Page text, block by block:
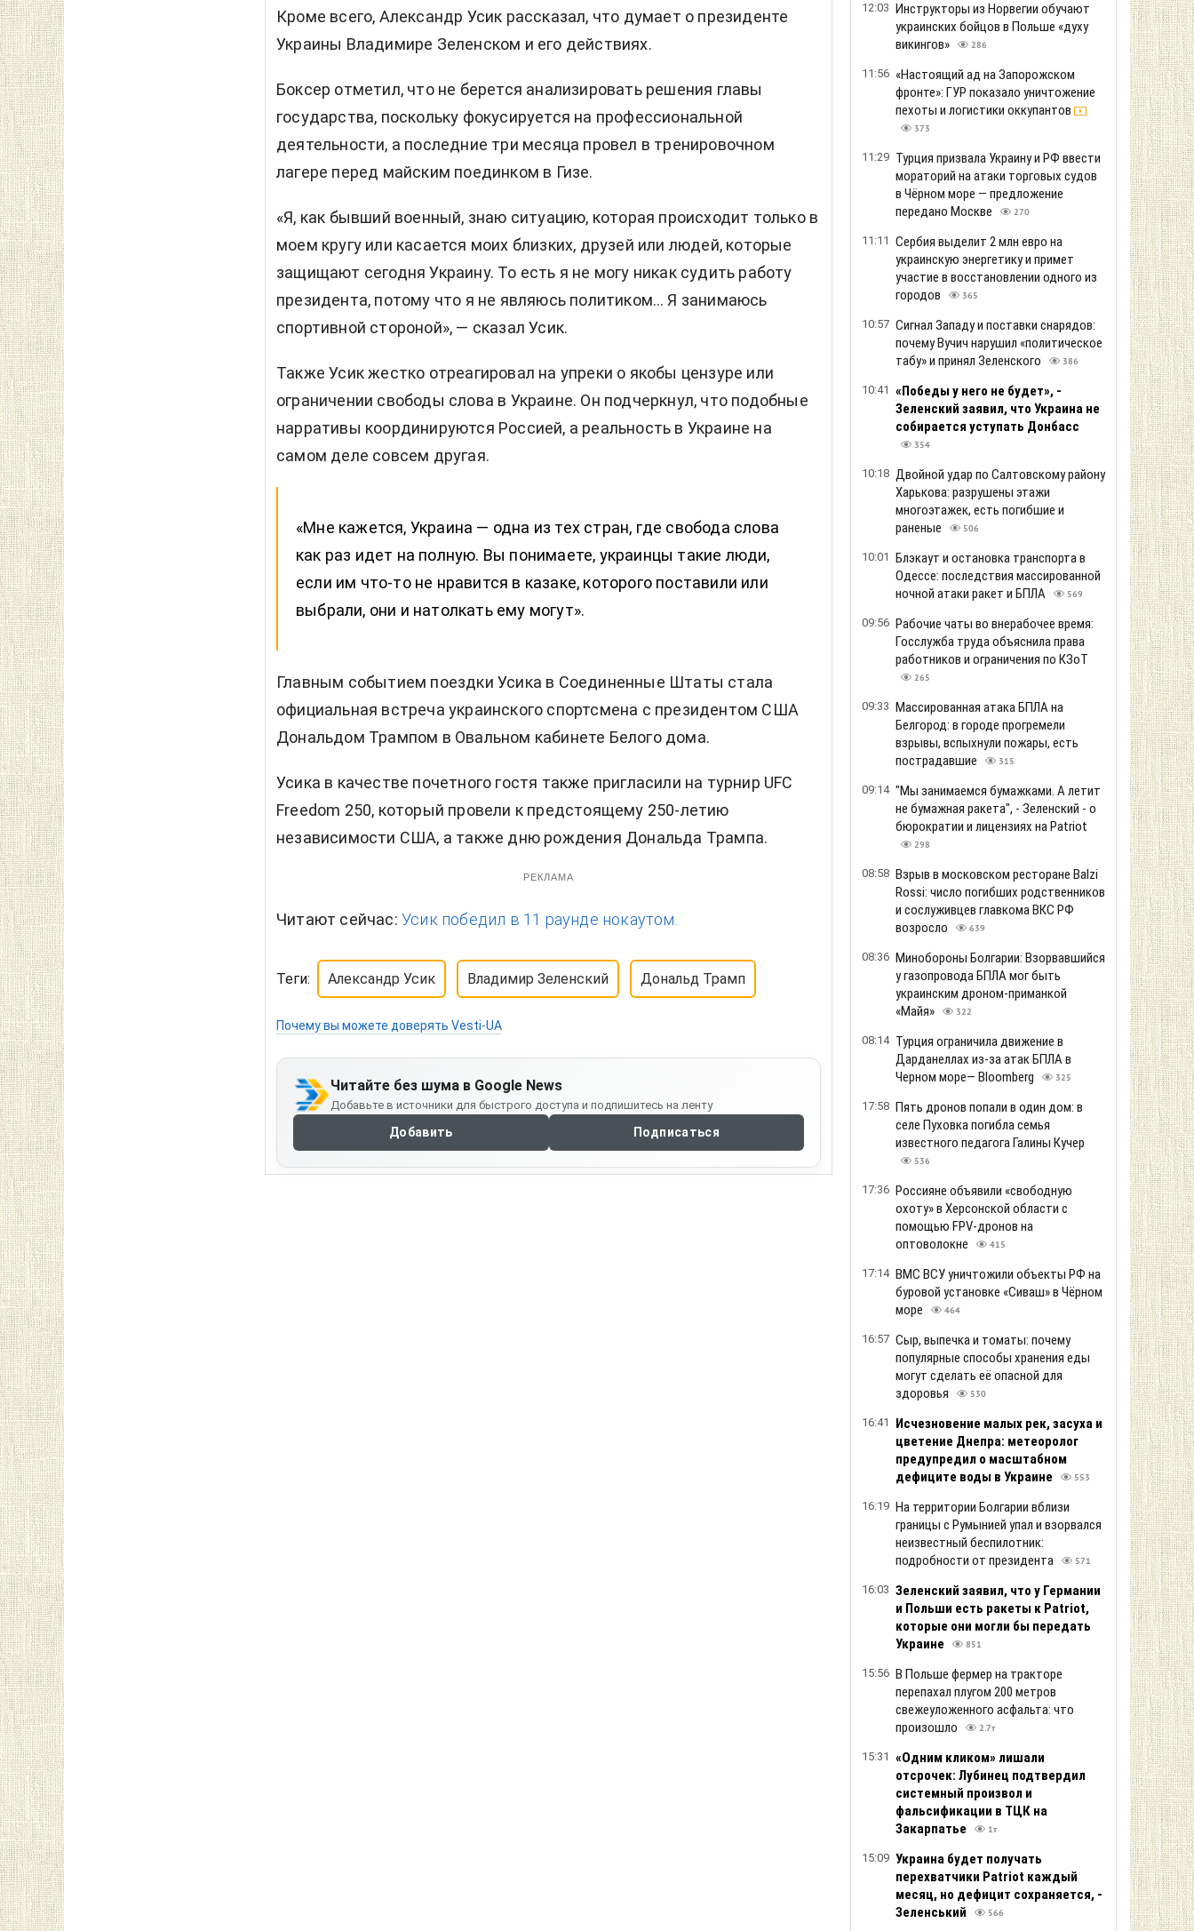
Кроме всего, Александр Усик рассказал, что думает о президенте
Украины Владимире Зеленском и его действиях.
Боксер отметил, что не берется анализировать решения главы
государства, поскольку фокусируется на профессиональной
деятельности, а последние три месяца провел в тренировочном
лагере перед майским поединком в Гизе.
«Я, как бывший военный, знаю ситуацию, которая происходит только в
моем кругу или касается моих близких, друзей или людей, которые
защищают сегодня Украину. То есть я не могу никак судить работу
президента, потому что я не являюсь политиком… Я занимаюсь
спортивной стороной», — сказал Усик.
Также Усик жестко отреагировал на упреки о якобы цензуре или
ограничении свободы слова в Украине. Он подчеркнул, что подобные
нарративы координируются Россией, а реальность в Украине на
самом деле совсем другая.
«Мне кажется, Украина — одна из тех стран, где свобода слова
как раз идет на полную. Вы понимаете, украинцы такие люди,
если им что-то не нравится в казаке, которого поставили или
выбрали, они и натолкать ему могут».
Главным событием поездки Усика в Соединенные Штаты стала
официальная встреча украинского спортсмена с президентом США
Дональдом Трампом в Овальном кабинете Белого дома.
Усика в качестве почетного гостя также пригласили на турнир UFC
Freedom 250, который провели к предстоящему 250-летию
независимости США, а также дню рождения Дональда Трампа.
РЕКЛАМА
Читают сейчас: Усик победил в 11 раунде нокаутом.
Теги: Александр Усик Владимир Зеленский Дональд Трамп
Почему вы можете доверять Vesti-UA
Читайте без шума в Google News
Добавьте в источники для быстрого доступа и подпишитесь на ленту
Добавить Подписаться
12:03 Инструкторы из Норвегии обучают
украинских бойцов в Польше «духу
викингов»
286
11:56 «Настоящий ад на Запорожском
фронте»: ГУР показало уничтожение
пехоты и логистики оккупантов
373
11:29 Турция призвала Украину и РФ ввести
мораторий на атаки торговых судов
в Чёрном море — предложение
передано Москве
270
11:11 Сербия выделит 2 млн евро на
украинскую энергетику и примет
участие в восстановлении одного из
городов
365
10:57 Сигнал Западу и поставки снарядов:
почему Вучич нарушил «политическое
табу» и принял Зеленского
386
10:41 «Победы у него не будет», -
Зеленский заявил, что Украина не
собирается уступать Донбасс
354
10:18 Двойной удар по Салтовскому району
Харькова: разрушены этажи
многоэтажек, есть погибшие и
раненые
506
10:01 Блэкаут и остановка транспорта в
Одессе: последствия массированной
ночной атаки ракет и БПЛА
569
09:56 Рабочие чаты во внерабочее время:
Госслужба труда объяснила права
работников и ограничения по КЗоТ
265
09:33 Массированная атака БПЛА на
Белгород: в городе прогремели
взрывы, вспыхнули пожары, есть
пострадавшие
315
09:14 "Мы занимаемся бумажками. А летит
не бумажная ракета", - Зеленский - о
бюрократии и лицензиях на Patriot
298
08:58 Взрыв в московском ресторане Balzi
Rossi: число погибших родственников
и сослуживцев главкома ВКС РФ
возросло
639
08:36 Минобороны Болгарии: Взорвавшийся
у газопровода БПЛА мог быть
украинским дроном-приманкой
«Майя»
322
08:14 Турция ограничила движение в
Дарданеллах из-за атак БПЛА в
Черном море— Bloomberg
325
17:58 Пять дронов попали в один дом: в
селе Пуховка погибла семья
известного педагога Галины Кучер
536
17:36 Россияне объявили «свободную
охоту» в Херсонской области с
помощью FPV-дронов на
оптоволокне
415
17:14 ВМС ВСУ уничтожили объекты РФ на
буровой установке «Сиваш» в Чёрном
море
464
16:57 Сыр, выпечка и томаты: почему
популярные способы хранения еды
могут сделать её опасной для
здоровья
530
16:41
Исчезновение малых рек, засуха и
цветение Днепра: метеоролог
предупредил о масштабном
дефиците воды в Украине
553
16:19 На территории Болгарии вблизи
границы с Румынией упал и взорвался
неизвестный беспилотник:
подробности от президента
571
16:03 Зеленский заяв ил, что у Германии
и Польши есть ракеты к Patriot,
которые они могли бы передать
Украине
851
15:56 В Польше фермер на тракторе
перепахал плугом 200 метров
свежеуложенного асфальта: что
произошло
2.7т
15:31 «Одним кликом» лишали
отсрочек: Лубинец подтвердил
системный произвол и
фальсификации в ТЦК на
Закарпатье
1т
15:09 Украина будет получать
перехватчики Patriot каждый
месяц, но дефицит сохраняется, -
Зеленський
566